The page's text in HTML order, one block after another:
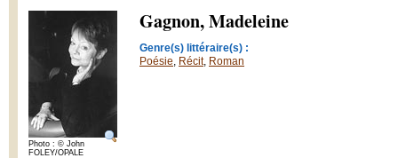
Photo : © John
FOLEY/OPALE
Gagnon, Madeleine
Genre(s) littéraire(s) :
Poésie, Récit, Roman